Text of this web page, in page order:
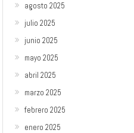
agosto 2025
julio 2025
junio 2025
mayo 2025
abril 2025
marzo 2025
febrero 2025
enero 2025